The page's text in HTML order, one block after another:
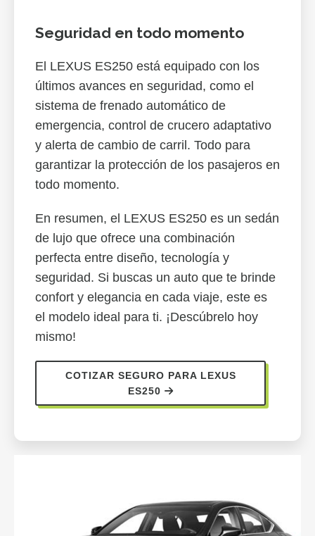
Seguridad en todo momento
El LEXUS ES250 está equipado con los
últimos avances en seguridad, como el
sistema de frenado automático de
emergencia, control de crucero adaptativo
y alerta de cambio de carril. Todo para
garantizar la protección de los pasajeros en
todo momento.
En resumen, el LEXUS ES250 es un sedán
de lujo que ofrece una combinación
perfecta entre diseño, tecnología y
seguridad. Si buscas un auto que te brinde
confort y elegancia en cada viaje, este es
el modelo ideal para ti. ¡Descúbrelo hoy
mismo!
COTIZAR SEGURO PARA LEXUS
ES250